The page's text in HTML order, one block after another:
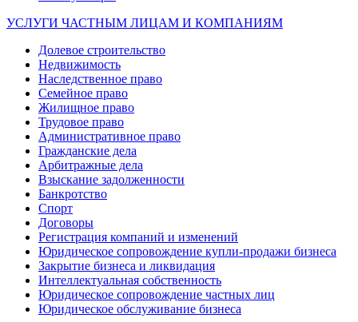
УСЛУГИ ЧАСТНЫМ ЛИЦАМ И КОМПАНИЯМ
Долевое строительство
Недвижимость
Наследственное право
Семейное право
Жилищное право
Трудовое право
Административное право
Гражданские дела
Арбитражные дела
Взыскание задолженности
Банкротство
Спорт
Договоры
Регистрация компаний и изменений
Юридическое сопровождение купли-продажи бизнеса
Закрытие бизнеса и ликвидация
Интеллектуальная собственность
Юридическое сопровождение частных лиц
Юридическое обслуживание бизнеса